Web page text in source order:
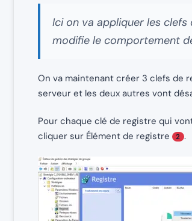
Ici on va appliquer les
modifie le comportement
On va maintenant créer 3 clefs de
serveur et les deux autres vont
Pour chaque clé de registre qui
cliquer sur Élément de registre
2 .